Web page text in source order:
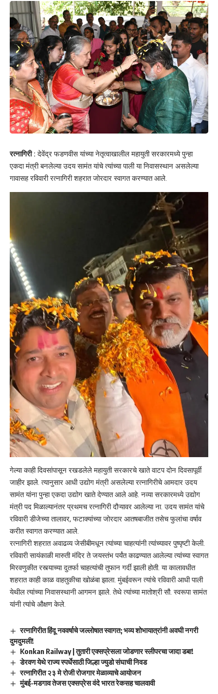
रत्नागिरी :देवेंद्र फडणवीस यांच्या नेतृत्वाखालील महायुती सरकारमध्ये पुन्हा
एकदा मंत्री बनलेल्या उदय सामंत यांचे त्यांच्या पाली या निवासस्थान असलेल्या
गावासह रविवारी रत्नागिरी शहरात जोरदार स्वागत करण्यात आले.
गेल्या काही दिवसांपासून रखडलेले महायुती सरकारचे खाते वाटप दोन दिवसापूर्वी
जाहीर झाले. त्यानुसार आधी उद्योग मंत्री असलेल्या रत्नागिरीचे आमदार उदय
सामंत यांना पुन्हा एकदा उद्योग खाते देण्यात आले आहे. नव्या सरकारमध्ये उद्योग
मंत्री पद मिळाल्यानंतर प्रथमच रत्नागिरी दौऱ्यावर आलेल्या ना. उदय सामंत यांचे
रविवारी डीजेच्या तालावर, फटाक्यांच्या जोरदार आतषबाजीत तसेच फुलांचा वर्षाव
करीत स्वागत करण्यात आले.
रत्नागिरी शहरात अवाढव्य जेसीबीमधून त्यांच्या चाहत्यांनी त्यांच्यावर पुष्पृष्टी केली.
रविवारी सायंकाळी मारुती मंदिर ते जयस्तंभ पर्यंत काढण्यात आलेल्या त्यांच्या स्वागत
मिरवणुकीत रस्त्याच्या दुतर्फा चाहत्यांची तुफान गर्दी झाली होती. या कालावधीत
शहरात काही काळ वाहतुकीचा खोळंबा झाला. मुंबईवरून त्यांचे रविवारी आधी पाली
येथील त्यांच्या निवासस्थानी आगमन झाले. तेथे त्यांच्या मातोश्री सौ. स्वरूपा सामंत
यांनी त्यांचे औक्षण केले.
रत्नागिरीत हिंदू नववर्षाचे जल्लोषात स्वागत; भव्य शोभायात्रांनी अवघी नगरी
दुमदुमली!
Konkan Railway | तुतारी एक्सप्रेसला जोडणार स्लीपरचा जादा डबा!
डेरवण येथे राज्य स्पर्धेसाठी जिल्हा ज्युडो संघाची निवड
रत्नागिरीत २३ मे रोजी रोजगार मेळाव्याचे आयोजन
मुंबई-मडगाव तेजस एक्सप्रेस वंदे भारत रेकसह चालवावी